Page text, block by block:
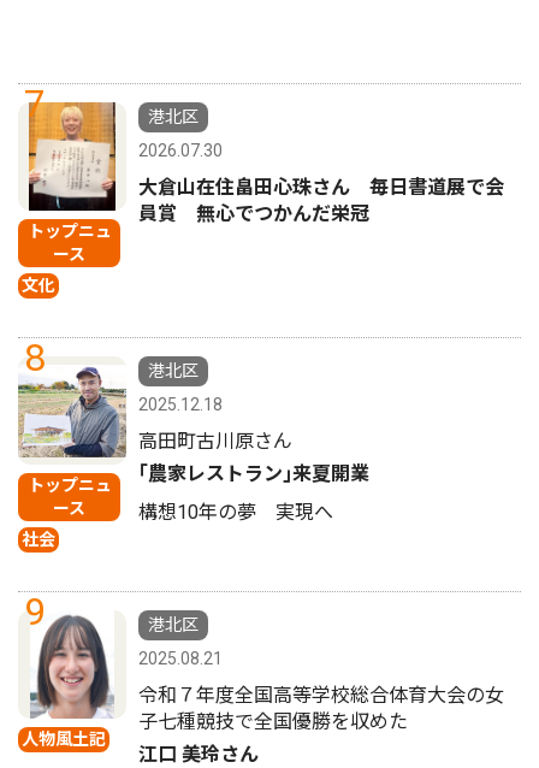
7
トップニュ
ース
文化
港北区
2026.07.30
大倉山在住畠田心珠さん 毎日書道展で会
員賞 無心でつかんだ栄冠
8
トップニュ
ース
社会
港北区
2025.12.18
高田町古川原さん
｢農家レストラン｣来夏開業
構想10年の夢 実現へ
9
人物風土記
港北区
2025.08.21
令和７年度全国高等学校総合体育大会の女
子七種競技で全国優勝を収めた
江口 美玲さん